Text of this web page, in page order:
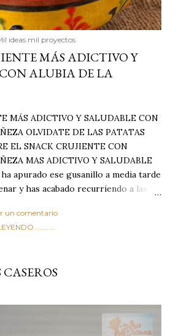
ideas mil proyectos
MÁS ADICTIVO Y
ALUBIA DE LA
MÁS ADICTIVO Y SALUDABLE CON
OLVIDATE DE LAS PATATAS
EL SNACK CRUJIENTE CON
MAS ADICTIVO Y SALUDABLE
apurado ese gusanillo a media tarde
y has acabado recurriendo a las
frutos secos fritos o snacks
de grasas saturadas y sodio?
ahí. Sin embargo, cuidarse no tiene
crujientes al horno van a cambiar
de ver las legumbres. Olvídate de
Con esta receta simple pero
un ingrediente tan
un comentario